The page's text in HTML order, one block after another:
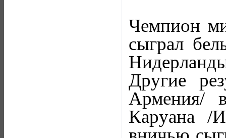
Чемпион
сыграл
Другие
Армения/
Каруана /